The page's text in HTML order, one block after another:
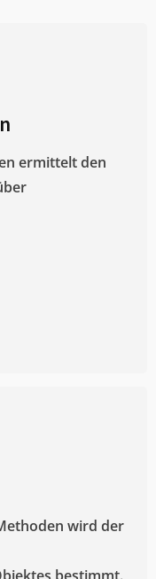
ermittelt den
wird der